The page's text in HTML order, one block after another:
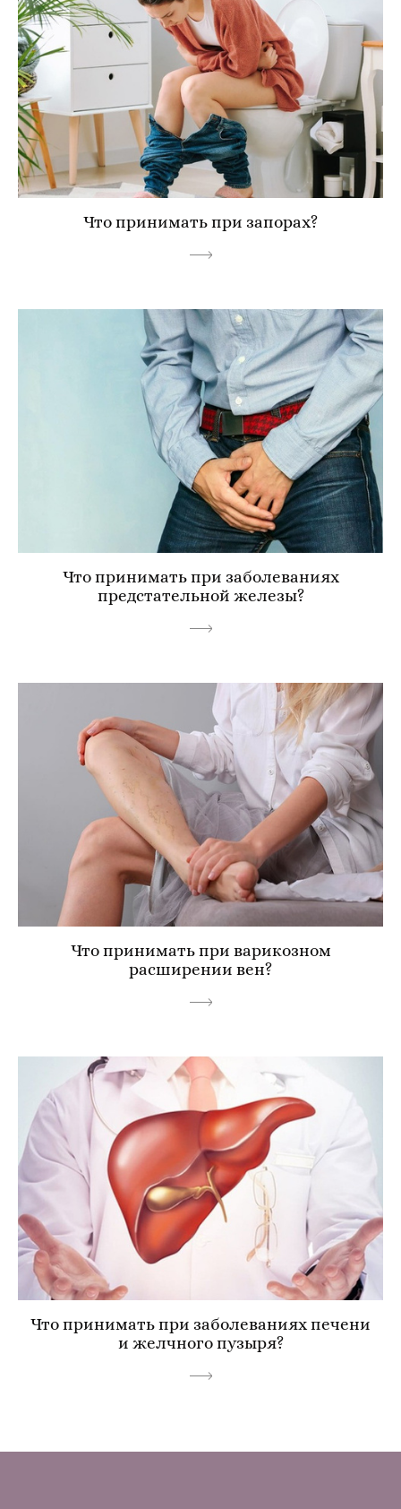
Что принимать при запорах?
Что принимать при заболеваниях
предстательной железы?
Что принимать при варикозном
расширении вен?
Что принимать при заболеваниях печени
и желчного пузыря?